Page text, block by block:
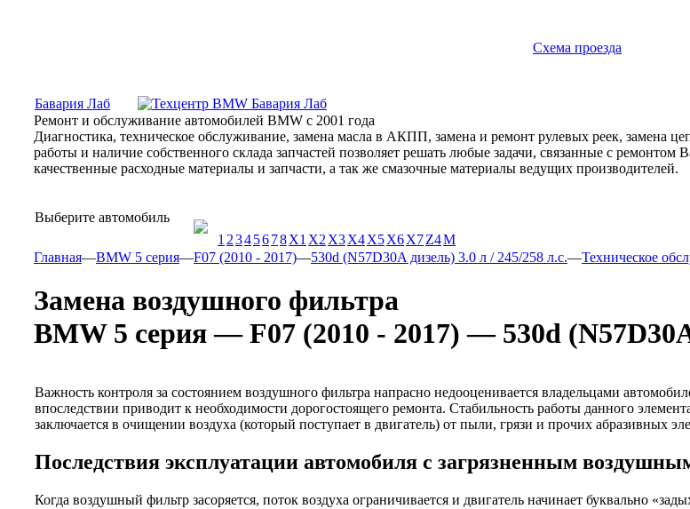
Схема проезда
Бавария Лаб
Ремонт и обслуживание автомобилей BMW с 2001 года
Диагностика, техническое обслуживание, замена масла в АКПП, замена и ремонт рулевых реек, замена
работы и наличие собственного склада запчастей позволяет решать любые задачи, связанные с
качественные расходные материалы и запчасти, а так же смазочные материалы ведущих производителей.
Выберите автомобиль
1 2345678X1 X2 X3X4X5X6X7Z4М
Главная—BMW 5 серия—F07 (2010 - 2017)—530d (N57D30A дизель) 3.0 л / 245/258 л.с.—Техническое
Замена воздушного фильтра
BMW 5 серия — F07 (2010 - 2017) — 530d
Важность контроля за состоянием воздушного фильтра напрасно недооценивается владельцами
впоследствии приводит к необходимости дорогостоящего ремонта. Стабильность работы данного
заключается в очищении воздуха (который поступает в двигатель) от пыли, грязи и прочих абразивных
Последствия эксплуатации автомобиля с загрязненным
Когда воздушный фильтр засоряется, поток воздуха ограничивается и двигатель начинает буквально